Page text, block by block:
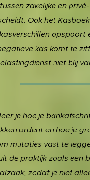
zakelijke en
Ook het
opspoort
kas komt te
niet blij
je hoe je
ordent en hoe je
mutaties vast te
de praktijk zoals een
zodat je niet